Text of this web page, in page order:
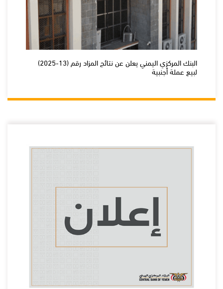
البنك المركزي اليمني يعلن عن نتائج المزاد رقم (13-2025)
لبيع عملة أجنبية